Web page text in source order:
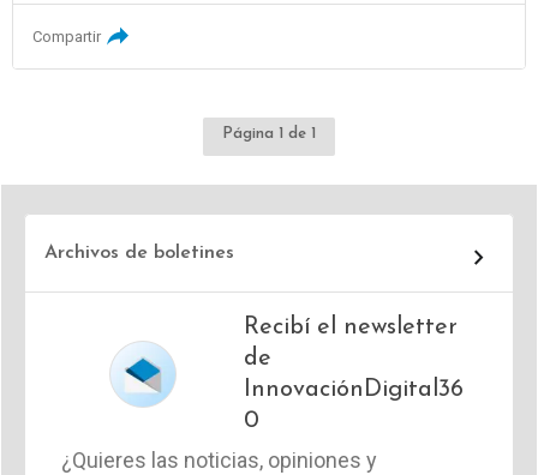
Compartir
Página 1 de 1
Archivos de boletines
Recibí el newsletter
de
InnovaciónDigital36
0
¿Quieres las noticias, opiniones y